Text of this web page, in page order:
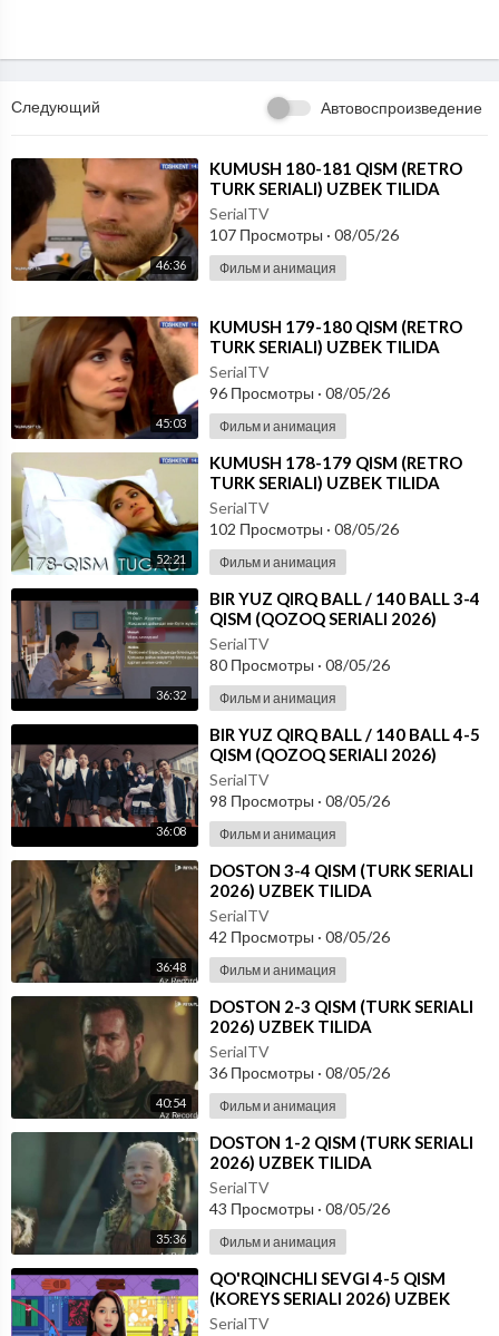
Следующий Автовоспроизведение
46:36
⁣KUMUSH 180-181 QISM (RETRO
TURK SERIALI) UZBEK TILIDA
SerialTV
107 Просмотры · 08/05/26
Фильм и анимация
45:03
⁣KUMUSH 179-180 QISM (RETRO
TURK SERIALI) UZBEK TILIDA
SerialTV
96 Просмотры · 08/05/26
Фильм и анимация
52:21
⁣KUMUSH 178-179 QISM (RETRO
TURK SERIALI) UZBEK TILIDA
SerialTV
102 Просмотры · 08/05/26
Фильм и анимация
36:32
⁣⁣BIR YUZ QIRQ BALL / 140 BALL 3-4
QISM (QOZOQ SERIALI 2026)
UZBEK TILIDA
SerialTV
80 Просмотры · 08/05/26
Фильм и анимация
36:08
⁣⁣BIR YUZ QIRQ BALL / 140 BALL 4-5
QISM (QOZOQ SERIALI 2026)
UZBEK TILIDA
SerialTV
98 Просмотры · 08/05/26
Фильм и анимация
36:48
⁣DOSTON 3-4 QISM (TURK SERIALI
2026) UZBEK TILIDA
SerialTV
42 Просмотры · 08/05/26
Фильм и анимация
40:54
⁣DOSTON 2-3 QISM (TURK SERIALI
2026) UZBEK TILIDA
SerialTV
36 Просмотры · 08/05/26
Фильм и анимация
35:36
⁣DOSTON 1-2 QISM (TURK SERIALI
2026) UZBEK TILIDA
SerialTV
43 Просмотры · 08/05/26
Фильм и анимация
⁣⁣QO'RQINCHLI SEVGI 4-5 QISM
(KOREYS SERIALI 2026) UZBEK
TILIDA
SerialTV